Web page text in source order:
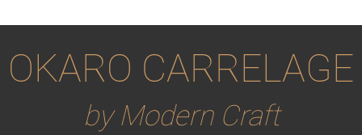
OKARO CARRELAGE
by Modern Craft